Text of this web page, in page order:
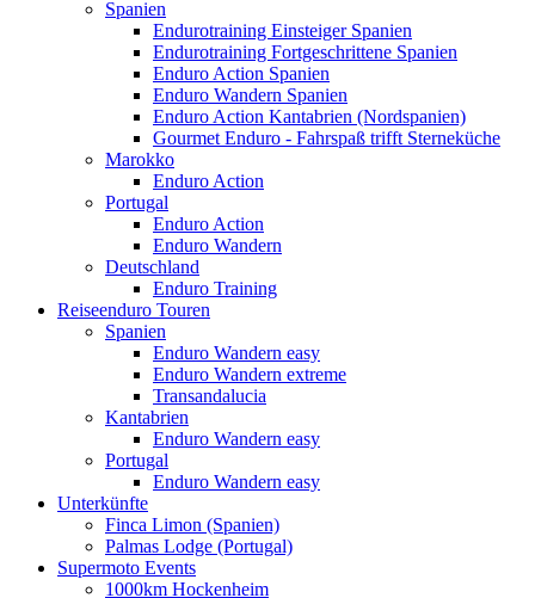
Spanien
Endurotraining Einsteiger Spanien
Endurotraining Fortgeschrittene Spanien
Enduro Action Spanien
Enduro Wandern Spanien
Enduro Action Kantabrien (Nordspanien)
Gourmet Enduro - Fahrspaß trifft Sterneküche
Marokko
Enduro Action
Portugal
Enduro Action
Enduro Wandern
Deutschland
Enduro Training
Reiseenduro Touren
Spanien
Enduro Wandern easy
Enduro Wandern extreme
Transandalucia
Kantabrien
Enduro Wandern easy
Portugal
Enduro Wandern easy
Unterkünfte
Finca Limon (Spanien)
Palmas Lodge (Portugal)
Supermoto Events
1000km Hockenheim